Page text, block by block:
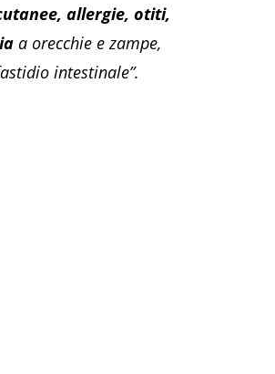
allergie, otiti,
a orecchie e zampe,
intestinale”.